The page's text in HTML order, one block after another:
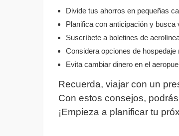
Divide tus ahorros en pequeñas
Planifica con anticipación y
Suscríbete a boletines de
Considera opciones de
Evita cambiar dinero en el
Recuerda, viajar con un
Con estos consejos,
¡Empieza a planificar tu